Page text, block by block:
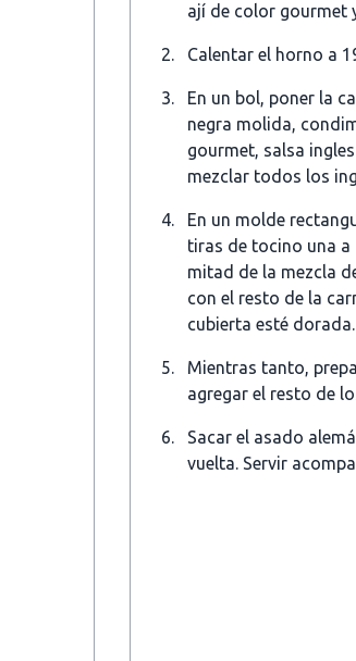
ají de color gourmet
Calentar el horno a
En un bol, poner la
negra molida,
gourmet, salsa
mezclar todos los
En un molde
tiras de tocino una a
mitad de la mezcla
con el resto de la
cubierta esté dorada.
Mientras tanto,
agregar el resto de
Sacar el asado
vuelta. Servir